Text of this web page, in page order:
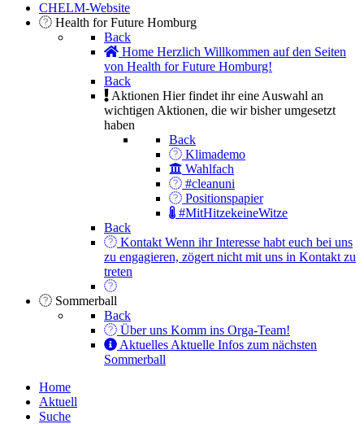
CHELM-Website
Health for Future Homburg
Back
Home Herzlich Willkommen auf den Seiten
von Health for Future Homburg!
Back
Aktionen Hier findet ihr eine Auswahl an
wichtigen Aktionen, die wir bisher umgesetzt
haben
Back
Klimademo
Wahlfach
#cleanuni
Positionspapier
#MitHitzekeineWitze
Back
Kontakt Wenn ihr Interesse habt euch bei uns
zu engagieren, zögert nicht mit uns in Kontakt zu
treten
Sommerball
Back
Über uns Komm ins Orga-Team!
AktuellesAktuelle Infos zum nächsten
Sommerball
Home
Aktuell
Suche